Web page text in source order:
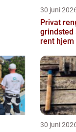
30 juni
Privat
grindsted sådan får du et
rent
30 juni